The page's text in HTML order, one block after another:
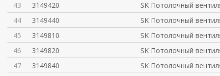
43
3149420
SK Потолочный
44
3149440
SK Потолочный
45
3149810
SK Потолочный
46
3149820
SK Потолочный
47
3149840
SK Потолочный